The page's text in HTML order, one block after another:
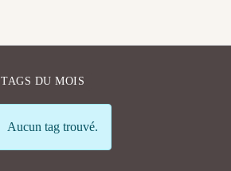
TAGS DU MOIS
Info
Aucun tag trouvé.